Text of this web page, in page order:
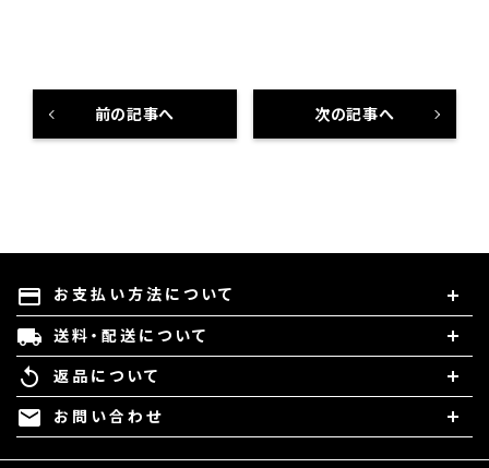
前の記事へ 次の記事へ
payment お支払い方法について
local_shipping 送料・配送について
replay 返品について
mail お問い合わせ